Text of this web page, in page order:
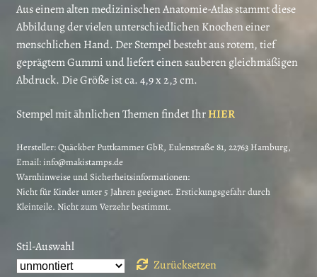
Aus einem alten medizinischen Anatomie-Atlas stammt diese
Abbildung der vielen unterschiedlichen Knochen einer
menschlichen Hand. Der Stempel besteht aus rotem, tief
geprägtem Gummi und liefert einen sauberen gleichmäßigen
Abdruck. Die Größe ist ca. 4,9 x 2,3 cm.
Stempel mit ähnlichen Themen findet IhrHIER
Hersteller:Quäckber Puttkammer GbR, Eulenstraße 81, 22763 Hamburg,
Email: info@makistamps.de
Warnhinweise und Sicherheitsinformationen:
Nicht für Kinder unter 5 Jahren geeignet. Erstickungsgefahr durch
Kleinteile. Nicht zum Verzehr bestimmt.
Stil-Auswahl
Zurücksetzen